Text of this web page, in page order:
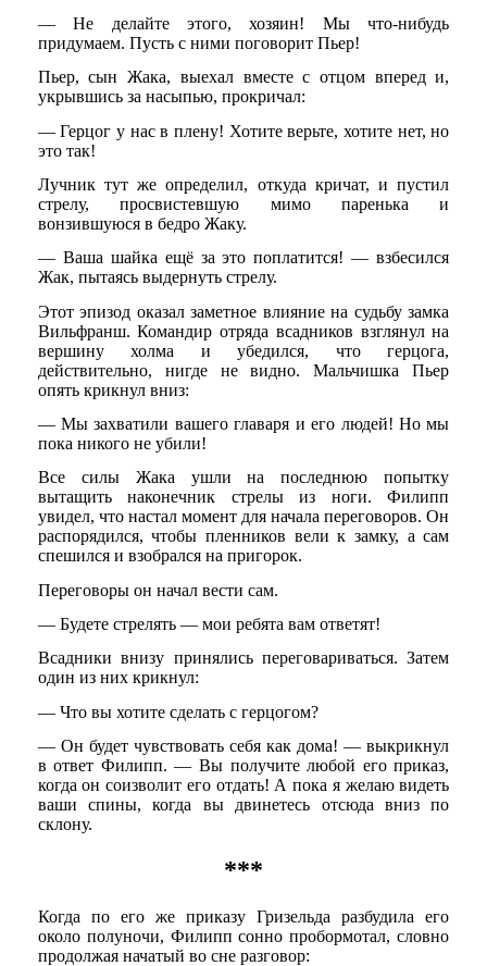
— Не делайте этого, хозяин! Мы что-нибудь
придумаем. Пусть с ними поговорит Пьер!
Пьер, сын Жака, выехал вместе с отцом вперед и,
укрывшись за насыпью, прокричал:
— Герцог у нас в плену! Хотите верьте, хотите нет, но
это так!
Лучник тут же определил, откуда кричат, и пустил
стрелу, просвистевшую мимо паренька и
вонзившуюся в бедро Жаку.
— Ваша шайка ещё за это поплатится! — взбесился
Жак, пытаясь выдернуть стрелу.
Этот эпизод оказал заметное влияние на судьбу замка
Вильфранш. Командир отряда всадников взглянул на
вершину холма и убедился, что герцога,
действительно, нигде не видно. Мальчишка Пьер
опять крикнул вниз:
— Мы захватили вашего главаря и его людей! Но мы
пока никого не убили!
Все силы Жака ушли на последнюю попытку
вытащить наконечник стрелы из ноги. Филипп
увидел, что настал момент для начала переговоров. Он
распорядился, чтобы пленников вели к замку, а сам
спешился и взобрался на пригорок.
Переговоры он начал вести сам.
— Будете стрелять — мои ребята вам ответят!
Всадники внизу принялись переговариваться. Затем
один из них крикнул:
— Что вы хотите сделать с герцогом?
— Он будет чувствовать себя как дома! — выкрикнул
в ответ Филипп. — Вы получите любой его приказ,
когда он соизволит его отдать! А пока я желаю видеть
ваши спины, когда вы двинетесь отсюда вниз по
склону.
***
Когда по его же приказу Гризельда разбудила его
около полуночи, Филипп сонно пробормотал, словно
продолжая начатый во сне разговор: